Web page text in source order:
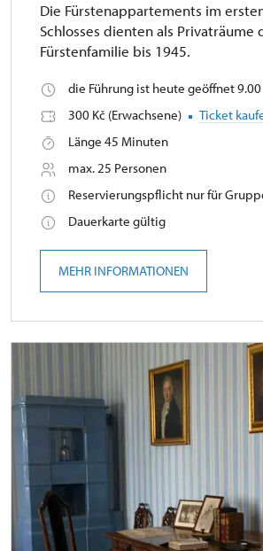
Die Fürstenappartements im
Schlosses dienten als Privaträume
Fürstenfamilie bis 1945.
die Führung ist heute geöffnet
300 Kč (Erwachsene)
Ticket
Länge 45 Minuten
max. 25 Personen
Reservierungspflicht nur für
Dauerkarte gültig
MEHR INFORMATIONEN